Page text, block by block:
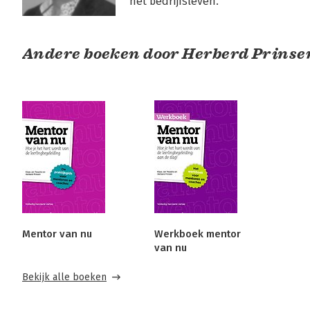
Andere boeken door Herberd
Mentor van nu
Werkboek mentor
van nu
Bekijk alle boeken